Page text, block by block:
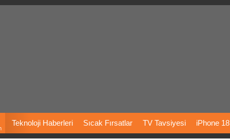
Teknoloji Haberleri Sıcak Fırsatlar TV Tavsiyesi iPhone 18